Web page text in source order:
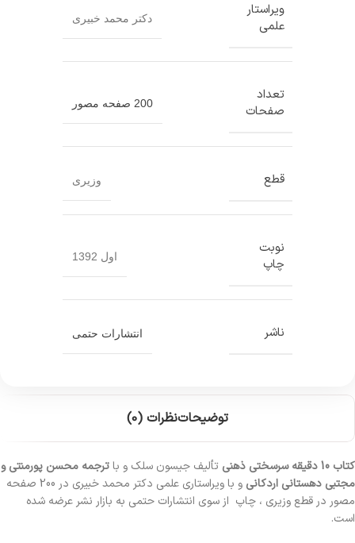
ویراستار
علمی
دکتر محمد خبیری
تعداد
صفحات
200 صفحه مصور
قطع وزیری
نوبت
چاپ
اول 1392
ناشر انتشارات حتمی
توضیحاتنظرات (0)
کتاب 10 دقیقه سرسختی ذهنی تألیف جیسون سلک و باترجمه محسن پورمنتی و
مجتبی دهستانی اردکانی
و با ویراستاری علمی دکتر محمد خبیری در 200 صفحه
مصور در قطع وزیری ، چاپ از سوی انتشارات حتمی به بازار نشر عرضه شده
است.